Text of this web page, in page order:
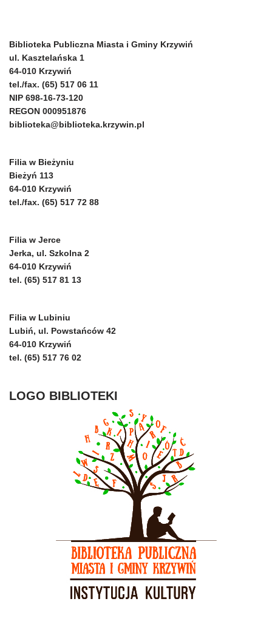
Biblioteka Publiczna Miasta i Gminy Krzywiń
ul. Kasztelańska 1
64-010 Krzywiń
tel./fax. (65) 517 06 11
NIP 698-16-73-120
REGON 000951876
biblioteka@biblioteka.krzywin.pl
Filia w Bieżyniu
Bieżyń 113
64-010 Krzywiń
tel./fax. (65) 517 72 88
Filia w Jerce
Jerka, ul. Szkolna 2
64-010 Krzywiń
tel. (65) 517 81 13
Filia w Lubiniu
Lubiń, ul. Powstańców 42
64-010 Krzywiń
tel. (65) 517 76 02
LOGO BIBLIOTEKI